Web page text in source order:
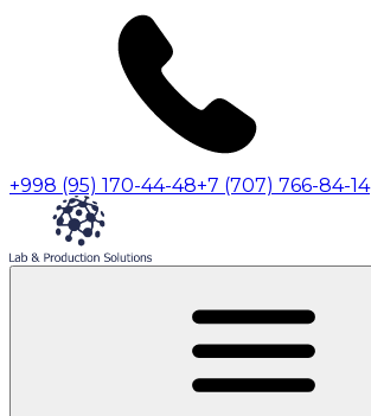
+998 (95) 170-44-48+7 (707) 766-84-14